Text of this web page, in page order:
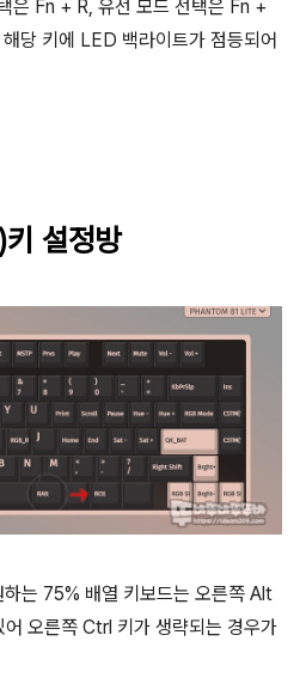
은 Fn + R, 유선 모드 선택은 Fn +
당 키에 LED 백라이트가 점등되어
설정방
는 75% 배열 키보드는 오른쪽 Alt
오른쪽 Ctrl 키가 생략되는 경우가